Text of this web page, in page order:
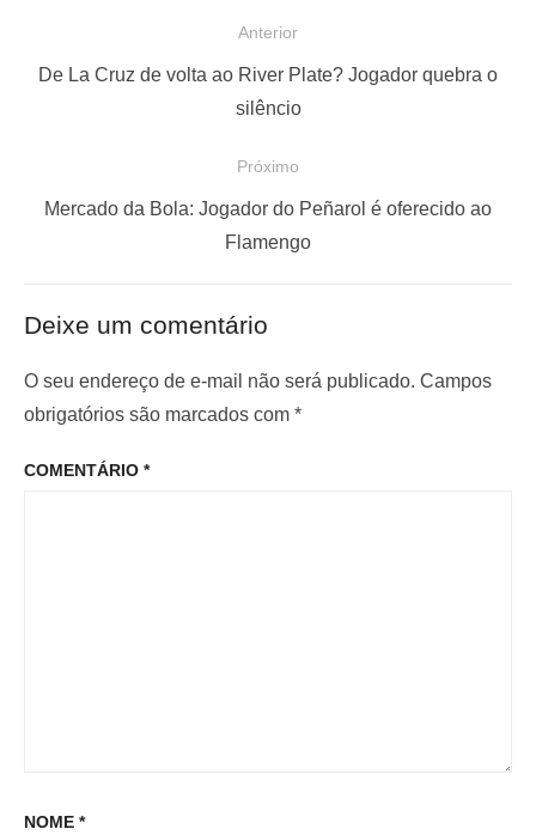
o
e
P
o
Anterior
P
i
o
:
De La Cruz de volta ao River Plate? Jogador quebra o
silêncio
Próximo
P
m
o
o
Mercado da Bola: Jogador do Peñarol é oferecido ao
Flamengo
Deixe um comentário
O seu endereço de e-mail não será publicado. Campos
obrigatórios são marcados com *
COMENTÁRIO *
NOME *